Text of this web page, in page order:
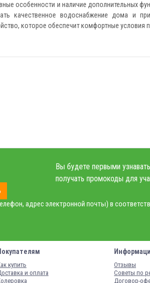
особенности и наличие дополнительных
качественное водоснабжение дома и
которое обеспечит комфортные условия
Вы будете первыми
получать промокоды для
адрес электронной почты) в
купить
и оплата
Отзывы
Советы по
Договор-